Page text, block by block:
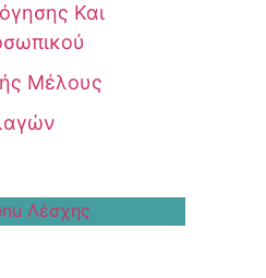
Και
Μέλους
Λέσχης